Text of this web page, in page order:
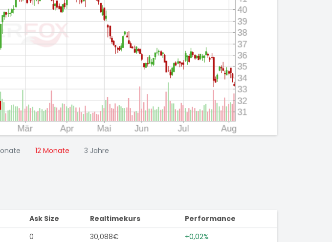
12 Monate
3 Jahre
Ask Size Realtimekurs
Performance
0 30,088€
+0,02%